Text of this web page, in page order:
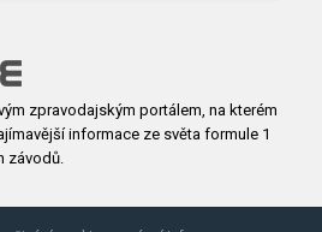
zpravodajským portálem, na kterém
informace ze světa formule 1
závodů.